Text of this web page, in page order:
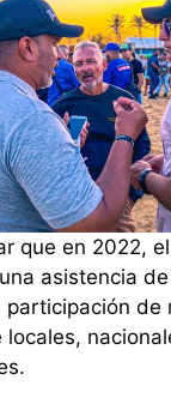
que en 2022,
asistencia
participación de